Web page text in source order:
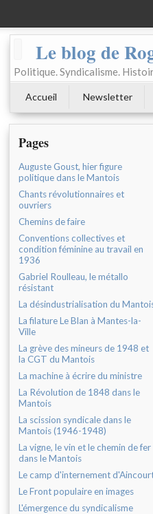
Le blog de
Politique. Syndicalisme.
Accueil Newsletter
Pages
Auguste Goust, hier figure
politique dans le Mantois
Chants révolutionnaires et
ouvriers
Chemins de faire
Conventions collectives et
condition féminine au travail en
1936
Gabriel Roulleau, le métallo
résistant
La désindustrialisation du
La filature Le Blan à Mantes-la-
Ville
La grève des mineurs de 1948 et
la CGT du Mantois
La machine à écrire du ministre
La Révolution de 1848 dans le
Mantois
La scission syndicale dans le
Mantois (1946-1948)
La vigne, le vin et le chemin de fer
dans le Mantois
Le camp d'internement
Le Front populaire en images
L'émergence du syndicalisme